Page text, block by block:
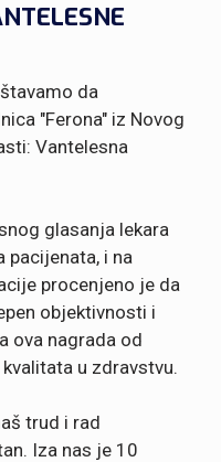
da
"Ferona" iz Novog
Vantelesna
glasanja lekara
pacijenata, i na
procenjeno je da
objektivnosti i
ova nagrada od
u zdravstvu.
trud i rad
Iza nas je 10